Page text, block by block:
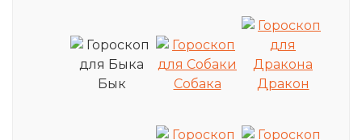
Бык Собака Дракон